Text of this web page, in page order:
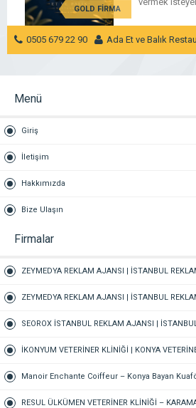
GOLD FİRMA
Nizam
ada
0505 679 22 90 Ada Et ve Balık
Menü
Giriş
İletişim
Hakkımızda
Bize Ulaşın
Firmalar
ZEYMEDYA REKLAM AJANSI | İSTANBUL
PAZARLAMA AJANSI, SEO AJANSI & SOSYAL
ZEYMEDYA REKLAM AJANSI | İSTANBUL
PAZARLAMA AJANSI, SOSYAL MEDYA AJANSI,
SEOROX İSTANBUL REKLAM AJANSI |
PAZARLAMA AJANSI, SEO AJANSI & SOSYAL
İKONYUM VETERİNER KLİNİĞİ | KONYA
VETERİNER-KARATAY | ACİL-7/24 NÖBETÇİ
Manoir Enchante Coiffeur – Konya Bayan
Kuaförü – Meram Kuaför – Bayan Kuaförü –
RESUL ÜLKÜMEN VETERİNER KLİNİĞİ –